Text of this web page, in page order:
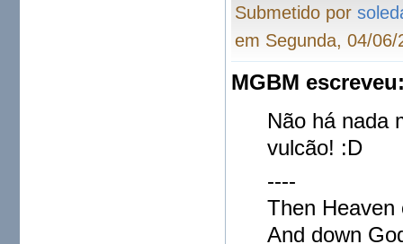
Submetido por
em Segunda, 04/
MGBM
Não há nada
vulcão! :D
----
Then Heaven
And down